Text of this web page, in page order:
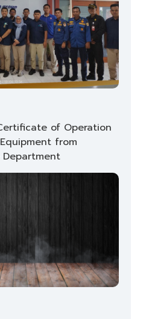
of Operation
from
Department